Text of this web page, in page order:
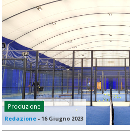
Produzione
Redazione - 16 Giugno 2023